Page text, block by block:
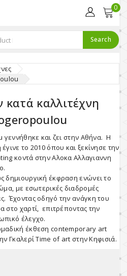
0
Search
καλλιτέχνη
και ζει στην Αθήνα. Η
το 2010 όπου και ξεκίνησε την
κοντά στην Αλοκα Αλλαγιαννη
έκφραση ενώνει το
με εσωτερικές διαδρομές
Έχοντας οδηγό την ανάγκη του
στο χαρτί, επιτρέποντας την
έλεγχο.
έκθεση contemporary art
Γκαλερί Time of art στην Κηφισιά.